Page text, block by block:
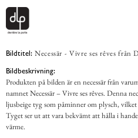
Bildtitel: Necessär - Vivre ses rêves från
Bildbeskrivning:
Produkten på bilden är en necessär från
namnet Necessär – Vivre ses rêves. Denna
ljusbeige tyg som påminner om plysch,
Tyget ser ut att vara bekvämt att hålla i
värme.